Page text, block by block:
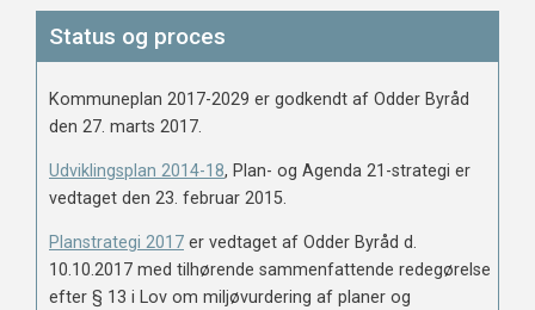
Status og proces
Kommuneplan 2017-2029 er godkendt af Odder Byråd
den 27. marts 2017.
Udviklingsplan 2014-18, Plan- og Agenda 21-strategi er
vedtaget den 23. februar 2015.
Planstrategi 2017 er vedtaget af Odder Byråd d.
10.10.2017 med tilhørende sammenfattende redegørelse
efter § 13 i Lov om miljøvurdering af planer og